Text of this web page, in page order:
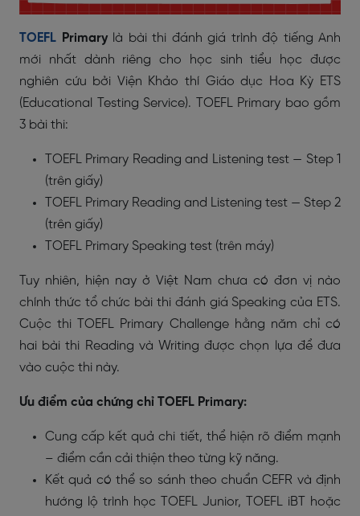
TOEFL Primarylà bài thi đánh giá trình độ tiếng Anh
mới nhất dành riêng cho học sinh tiểu học được
nghiên cứu bởi Viện Khảo thí Giáo dục Hoa Kỳ ETS
(Educational Testing Service). TOEFL Primary bao gồm
3 bài thi:
TOEFL Primary Reading and Listening test — Step 1
(trên giấy)
TOEFL Primary Reading and Listening test — Step 2
(trên giấy)
TOEFL Primary Speaking test (trên máy)
Tuy nhiên, hiện nay ở Việt Nam chưa có đơn vị nào
chính thức tổ chức bài thi đánh giá Speaking của ETS.
Cuộc thi TOEFL Primary Challenge hằng năm chỉ có
hai bài thi Reading và Writing được chọn lựa để đưa
vào cuộc thi này.
Ưu điểm của chứng chỉ TOEFL Primary:
Cung cấp kết quả chi tiết, thể hiện rõ điểm mạnh
– điểm cần cải thiện theo từng kỹ năng.
Kết quả có thể so sánh theo chuẩn CEFR và định
hướng lộ trình học TOEFL Junior, TOEFL iBT hoặc